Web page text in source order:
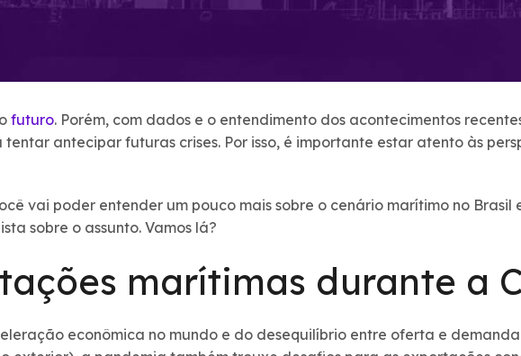
futuro. Porém, com dados e o entendimento dos acontecimentos
antecipar futuras crises. Por isso, é importante estar atento às
vai poder entender um pouco mais sobre o cenário marítimo no Brasil
sobre o assunto. Vamos lá?
marítimas durante a
econômica no mundo e do desequilíbrio entre oferta e